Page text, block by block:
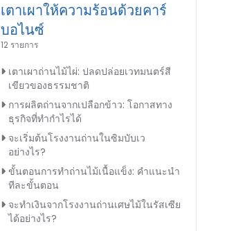
เตาเผาให้ความร้อนด้วยคาร์
บอไนซ์
12 รายการ
เตาเผาถ่านไม้ไผ่: ปลดปล่อยเวทมนตร์สี
เขียวของธรรมชาติ
การผลิตถ่านจากเปลือกข้าว: โอกาสทาง
ธุรกิจที่ทำกำไรได้
จะเริ่มต้นโรงงานถ่านในซิมบับเว
อย่างไร?
ขั้นตอนการทำถ่านไม้เนื้อแข็ง: คำแนะนำ
ทีละขั้นตอน
จะทำเงินจากโรงงานถ่านเศษไม้ในรัสเซีย
ได้อย่างไร?